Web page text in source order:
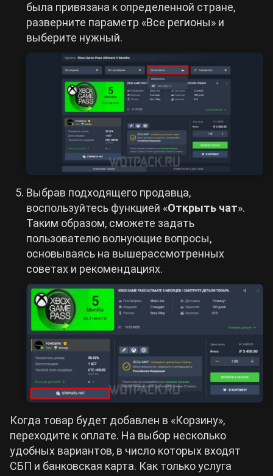
была привязана к определенной стране,
разверните параметр «Все регионы» и
выберите нужный.
Выбрав подходящего продавца,
воспользуйтесь функцией «Открыть чат».
Таким образом, сможете задать
пользователю волнующие вопросы,
основываясь на вышерассмотренных
советах и рекомендациях.
Когда товар будет добавлен в «Корзину»,
переходите к оплате. На выбор несколько
удобных вариантов, в число которых входят
СБП и банковская карта. Как только услуга